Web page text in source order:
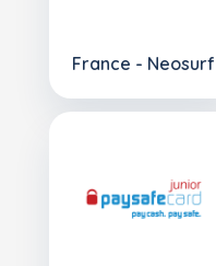
France - Neosurf